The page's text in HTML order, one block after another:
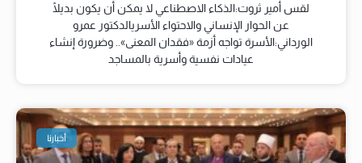
لقس أمير ثروت:الذكاء الاصطناعي لا يمكن أن يكون بديلًا
عن الحوار الإنساني والاحتواء الأسريالدكتور عمرو
الورداني:الأسرة تواجه أزمة «فقدان المعنى».. وضرورة إنشاء
عيادات نفسية وأسرية بالمساجد
أخبارنا